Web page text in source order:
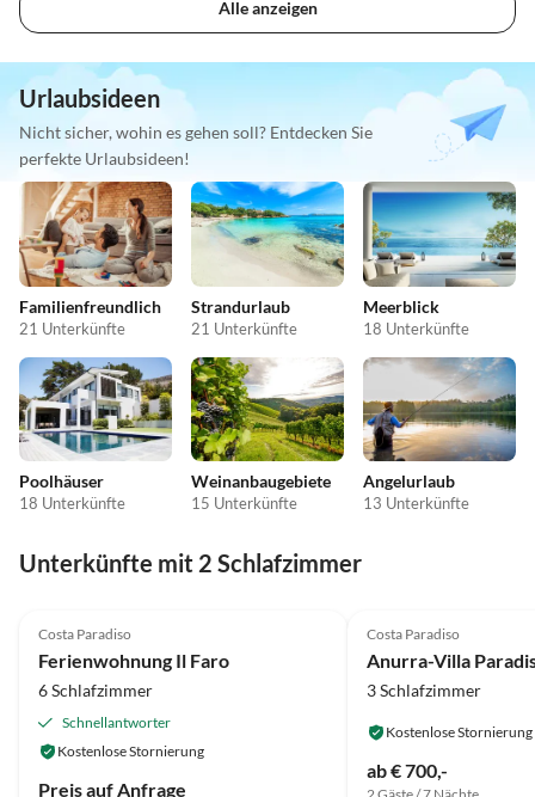
Alle anzeigen
Urlaubsideen
Nicht sicher, wohin es gehen soll? Entdecken Sie
perfekte Urlaubsideen!
Familienfreundlich
21 Unterkünfte
Strandurlaub
21 Unterkünfte
Meerblick
18 Unterkünfte
Poolhäuser
18 Unterkünfte
Weinanbaugebiete
15 Unterkünfte
Angelurlaub
13 Unterkünfte
Unterkünfte mit 2 Schlafzimmer
Costa Paradiso
Ferienwohnung Il Faro
6 Schlafzimmer
Schnellantworter
Kostenlose Stornierung
Preis auf Anfrage
Costa Paradiso
Anurra-Villa
3 Schlafzimmer
Kostenlose Stornierung
ab € 700,-